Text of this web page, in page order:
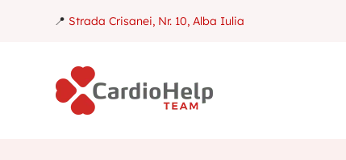
📍 Strada Crisanei, Nr. 10, Alba Iulia